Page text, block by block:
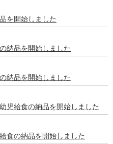
を開始しました
納品を開始しました
納品を開始しました
児給食の納品を開始しました
食の納品を開始しました